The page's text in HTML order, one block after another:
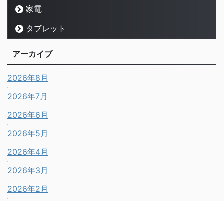
家電
タブレット
アーカイブ
2026年8月
2026年7月
2026年6月
2026年5月
2026年4月
2026年3月
2026年2月